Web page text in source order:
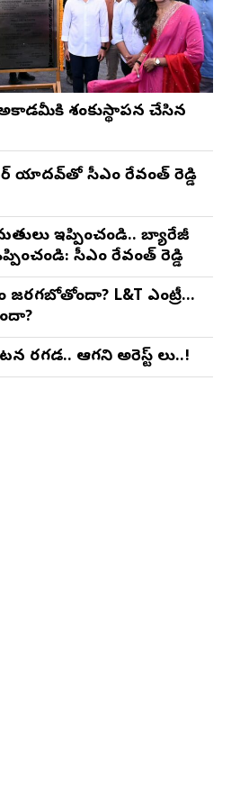
శంకుస్థాపన చేసిన
యాదవ్‌తో సీఎం రేవంత్ రెడ్డి
ఇప్పించండి.. బ్యారేజీ
సీఎం రేవంత్ రెడ్డి
L&T ఎంట్రీ…
రగడ.. ఆగని అరెస్ట్ లు..!